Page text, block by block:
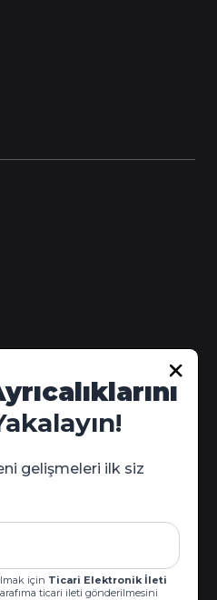
gelişmeleri ilk siz
için Ticari Elektronik İleti
ticari ileti gönderilmesini